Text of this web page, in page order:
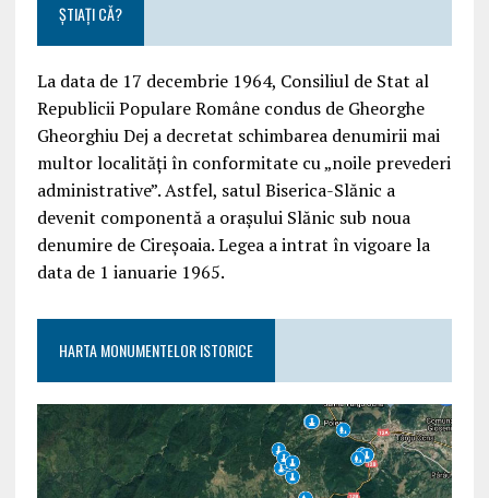
ȘTIAȚI CĂ?
La data de 17 decembrie 1964, Consiliul de Stat al
Republicii Populare Române condus de Gheorghe
Gheorghiu Dej a decretat schimbarea denumirii mai
multor localități în conformitate cu „noile prevederi
administrative”. Astfel, satul Biserica-Slănic a
devenit componentă a orașului Slănic sub noua
denumire de Cireșoaia. Legea a intrat în vigoare la
data de 1 ianuarie 1965.
HARTA MONUMENTELOR ISTORICE